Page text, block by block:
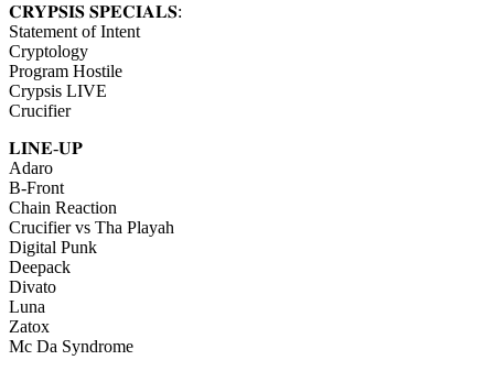
𝐂𝐑𝐘𝐏𝐒𝐈𝐒 𝐒𝐏𝐄𝐂𝐈𝐀𝐋𝐒:
Statement of Intent
Cryptology
Program Hostile
Crypsis LIVE
Crucifier
𝐋𝐈𝐍𝐄-𝐔𝐏
Adaro
B-Front
Chain Reaction
Crucifier vs Tha Playah
Digital Punk
Deepack
Divato
Luna
Zatox
Mc Da Syndrome